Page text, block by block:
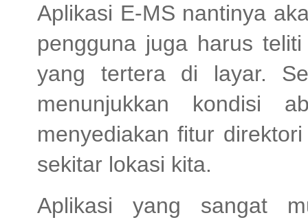
Aplikasi E-MS nantinya
pengguna juga harus
yang tertera di layar.
menunjukkan kondisi
menyediakan fitur
sekitar lokasi kita.
Aplikasi yang sangat